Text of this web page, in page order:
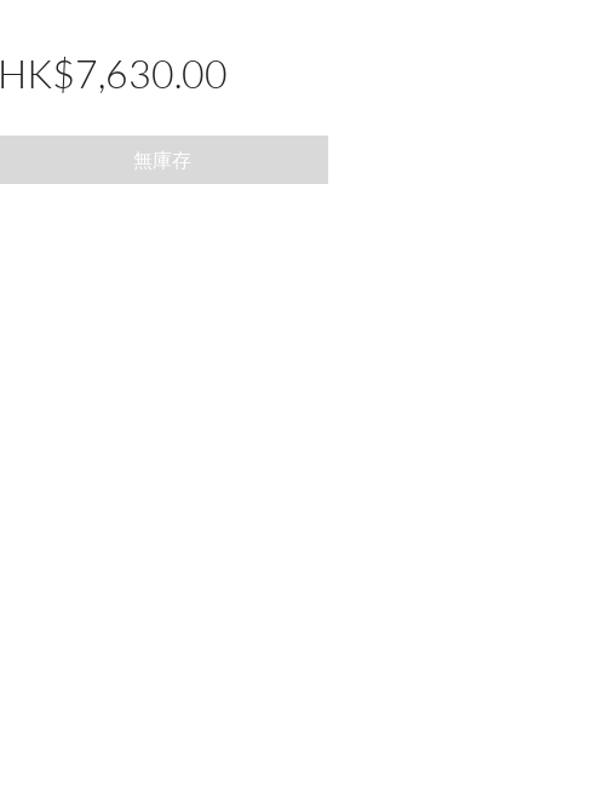
HK$7,630.00價
格
無庫存